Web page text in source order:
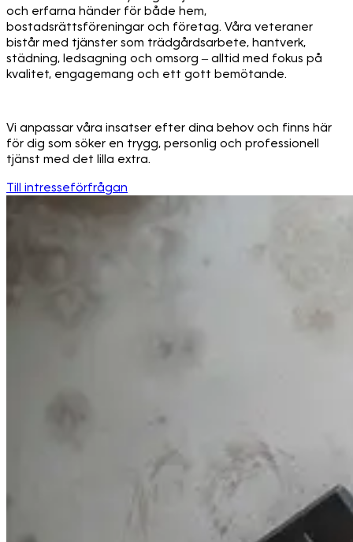
och erfarna händer för både hem,
bostadsrättsföreningar och företag. Våra veteraner
bistår med tjänster som trädgårdsarbete, hantverk,
städning, ledsagning och omsorg – alltid med fokus på
kvalitet, engagemang och ett gott bemötande.
Vi anpassar våra insatser efter dina behov och finns här
för dig som söker en trygg, personlig och professionell
tjänst med det lilla extra.
Till intresseförfrågan